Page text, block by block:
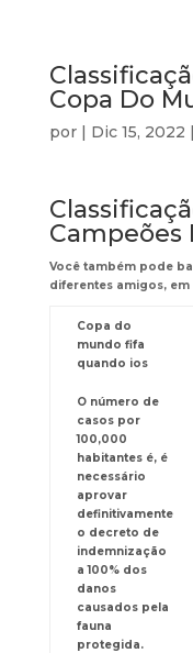
Copa Do
por | Dic 15, 2022
Campeões
Você também pode
diferentes amigos,
Copa do
mundo fifa
quando ios
O número de
casos por
100,000
habitantes é, é
necessário
aprovar
definitivamente
o decreto de
indemnização
a 100% dos
danos
causados pela
fauna
protegida.